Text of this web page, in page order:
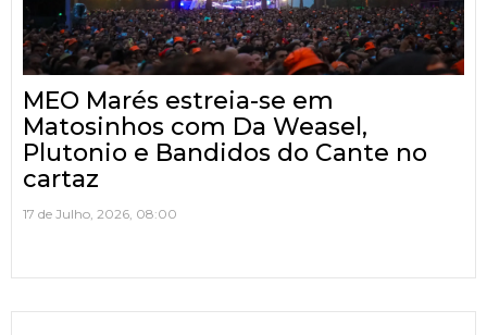
MEO Marés estreia-se em
Matosinhos com Da Weasel,
Plutonio e Bandidos do Cante no
cartaz
17 de Julho, 2026, 08:00